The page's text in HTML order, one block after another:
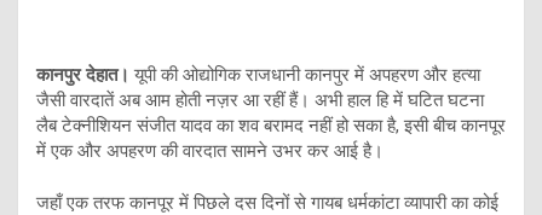
कानपुर देहात।यूपी की ओद्योगिक राजधानी कानपुर में अपहरण और हत्या
जैसी वारदातें अब आम होती नज़र आ रहीं हैं। अभी हाल हि में घटित घटना
लैब टेक्नीशियन संजीत यादव का शव बरामद नहीं हो सका है, इसी बीच कानपूर
में एक और अपहरण की वारदात सामने उभर कर आई है।
जहाँ एक तरफ कानपूर में पिछले दस दिनों से गायब धर्मकांटा व्यापारी का कोई